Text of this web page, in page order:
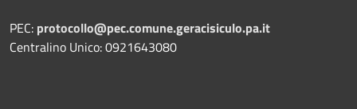
PEC: protocollo@pec.comune.geracisiculo.pa.it
Centralino Unico: 0921643080